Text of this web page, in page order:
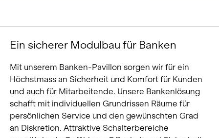
Ein sicherer Modulbau für Banken
Mit unserem Banken-Pavillon sorgen wir für ein
Höchstmass an Sicherheit und Komfort für Kunden
und auch für Mitarbeitende. Unsere Bankenlösung
schafft mit individuellen Grundrissen Räume für
persönlichen Service und den gewünschten Grad
an Diskretion. Attraktive Schalterbereiche